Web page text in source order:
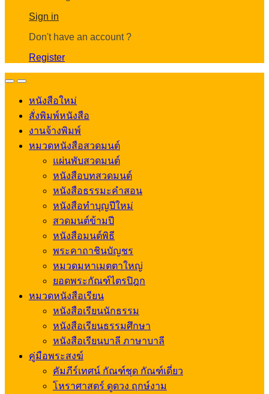
Sign in
Don't have an account ?
Register
OpenClose
หนังสือใหม่
สั่งพิมพ์หนังสือ
งานจ้างพิมพ์
หมวดหนังสือสวดมนต์
แผ่นพับสวดมนต์
หนังสือบทสวดมนต์
หนังสือธรรมะคำสอน
หนังสือทำบุญปีใหม่
สวดมนต์ข้ามปี
หนังสือมนต์พิธี
พระคาถาชินบัญชร
หมวดมหาเมตตาใหญ่
ยอดพระกัณฑ์ไตรปิฎก
หมวดหนังสือเรียน
หนังสือเรียนนักธรรม
หนังสือเรียนธรรมศึกษา
หนังสือเรียนบาลี ภาษาบาลี
คู่มือพระสงฆ์
คัมภีร์เทศน์ กัณฑ์ชุด กัณฑ์เดี่ยว
โหราศาสตร์ ดูดวง ฤกษ์งาม